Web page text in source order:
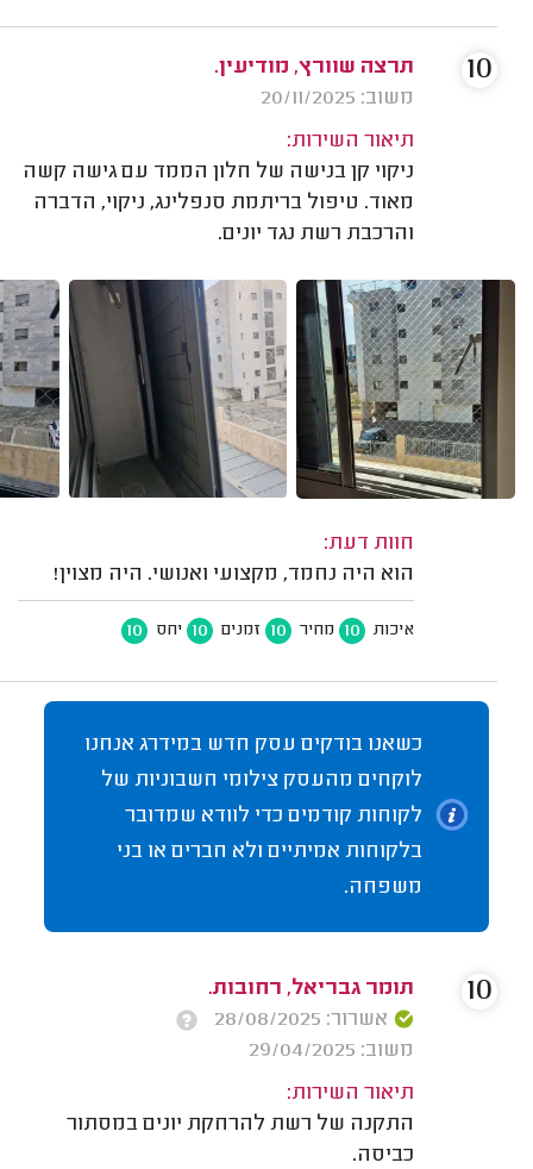
תרצה שוורץ, מודיעין.
משוב: 20/11/2025
תיאור השירות:
ניקוי קן בנישה של חלון הממד עם גישה קשה
מאוד. טיפול בריתמת סנפלינג, ניקוי, הדברה
והרכבת רשת נגד יונים.
חוות דעת:
הוא היה נחמד, מקצועי ואנושי. היה מצוין!
איכות 10 מחיר 10 זמנים 10 יחס 10
10
כשאנו בודקים עסק חדש במידרג אנחנו
לוקחים מהעסק צילומי חשבוניות של
לקוחות קודמים כדי לוודא שמדובר
בלקוחות אמיתיים ולא חברים או בני
משפחה.
תומר גבריאל, רחובות.
אשרור: 28/08/2025
משוב: 29/04/2025
תיאור השירות:
התקנה של רשת להרחקת יונים במסתור
כביסה.
10